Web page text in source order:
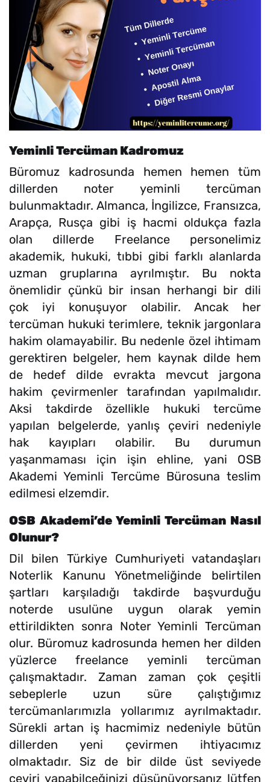
Yeminli Tercüman Kadromuz
Büromuz kadrosunda hemen hemen tüm
dillerden noter yeminli tercüman
bulunmaktadır. Almanca, İngilizce, Fransızca,
Arapça, Rusça gibi iş hacmi oldukça fazla
olan dillerde Freelance personelimiz
akademik, hukuki, tıbbi gibi farklı alanlarda
uzman gruplarına ayrılmıştır. Bu nokta
önemlidir çünkü bir insan herhangi bir dili
çok iyi konuşuyor olabilir. Ancak her
tercüman hukuki terimlere, teknik jargonlara
hakim olamayabilir. Bu nedenle özel ihtimam
gerektiren belgeler, hem kaynak dilde hem
de hedef dilde evrakta mevcut jargona
hakim çevirmenler tarafından yapılmalıdır.
Aksi takdirde özellikle hukuki tercüme
yapılan belgelerde, yanlış çeviri nedeniyle
hak kayıpları olabilir. Bu durumun
yaşanmaması için işin ehline, yani OSB
Akademi Yeminli Tercüme Bürosuna teslim
edilmesi elzemdir.
OSB Akademi’de Yeminli Tercüman Nasıl
Olunur?
Dil bilen Türkiye Cumhuriyeti vatandaşları
Noterlik Kanunu Yönetmeliğinde belirtilen
şartları karşıladığı takdirde başvurduğu
noterde usulüne uygun olarak yemin
ettirildikten sonra Noter Yeminli Tercüman
olur. Büromuz kadrosunda hemen her dilden
yüzlerce freelance yeminli tercüman
çalışmaktadır. Zaman zaman çok çeşitli
sebeplerle uzun süre çalıştığımız
tercümanlarımızla yollarımız ayrılmaktadır.
Sürekli artan iş hacmimiz nedeniyle bütün
dillerden yeni çevirmen ihtiyacımız
olmaktadır. Siz de bir dilde üst seviyede
çeviri yapabilceğinizi düşünüyorsanız lütfen